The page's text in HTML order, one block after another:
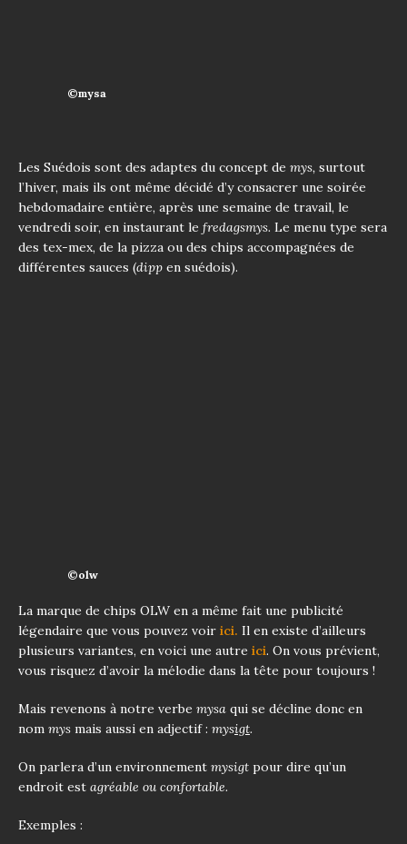
©mysa
Les Suédois sont des adaptes du concept de mys, surtout
l’hiver, mais ils ont même décidé d’y consacrer une soirée
hebdomadaire entière, après une semaine de travail, le
vendredi soir, en instaurant le fredagsmys. Le menu type sera
des tex-mex, de la pizza ou des chips accompagnées de
différentes sauces (dipp en suédois).
©olw
La marque de chips OLW en a même fait une publicité
légendaire que vous pouvez voir ici. Il en existe d’ailleurs
plusieurs variantes, en voici une autre ici. On vous prévient,
vous risquez d’avoir la mélodie dans la tête pour toujours !
Mais revenons à notre verbe mysa qui se décline donc en
nom mys mais aussi en adjectif : mysigt.
On parlera d’un environnement mysigt pour dire qu’un
endroit est agréable ou confortable.
Exemples :